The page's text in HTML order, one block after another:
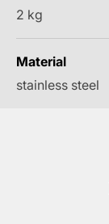
2 kg
Material
stainless steel